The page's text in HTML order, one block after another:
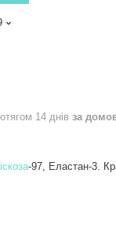
14 днів за
-97, Еластан-3.